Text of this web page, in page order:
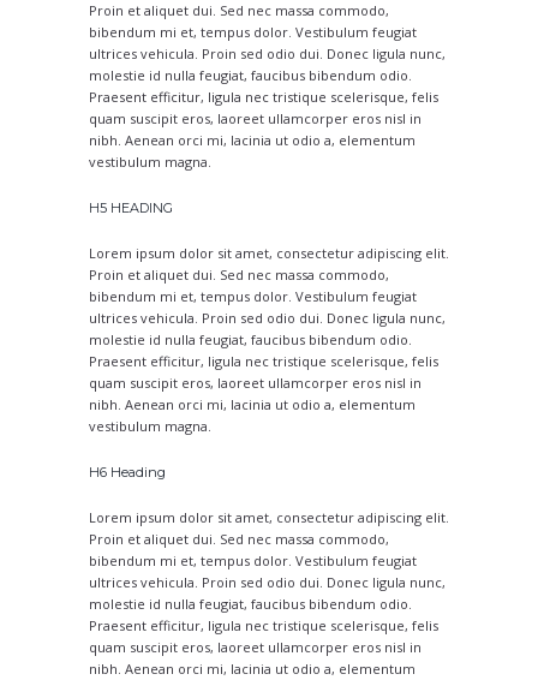
Proin et aliquet dui. Sed nec massa commodo,
bibendum mi et, tempus dolor. Vestibulum feugiat
ultrices vehicula. Proin sed odio dui. Donec ligula nunc,
molestie id nulla feugiat, faucibus bibendum odio.
Praesent efficitur, ligula nec tristique scelerisque, felis
quam suscipit eros, laoreet ullamcorper eros nisl in
nibh. Aenean orci mi, lacinia ut odio a, elementum
vestibulum magna.
H5 HEADING
Lorem ipsum dolor sit amet, consectetur adipiscing elit.
Proin et aliquet dui. Sed nec massa commodo,
bibendum mi et, tempus dolor. Vestibulum feugiat
ultrices vehicula. Proin sed odio dui. Donec ligula nunc,
molestie id nulla feugiat, faucibus bibendum odio.
Praesent efficitur, ligula nec tristique scelerisque, felis
quam suscipit eros, laoreet ullamcorper eros nisl in
nibh. Aenean orci mi, lacinia ut odio a, elementum
vestibulum magna.
H6 Heading
Lorem ipsum dolor sit amet, consectetur adipiscing elit.
Proin et aliquet dui. Sed nec massa commodo,
bibendum mi et, tempus dolor. Vestibulum feugiat
ultrices vehicula. Proin sed odio dui. Donec ligula nunc,
molestie id nulla feugiat, faucibus bibendum odio.
Praesent efficitur, ligula nec tristique scelerisque, felis
quam suscipit eros, laoreet ullamcorper eros nisl in
nibh. Aenean orci mi, lacinia ut odio a, elementum